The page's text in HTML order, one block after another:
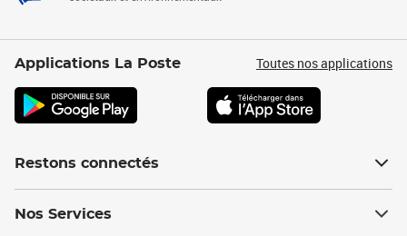
Applications La Poste Toutes nos applications
Restons connectés
Nos Services